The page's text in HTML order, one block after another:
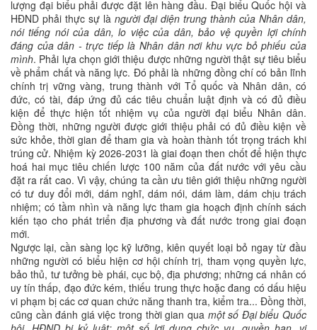
lượng đại biểu phải được đặt lên hàng đầu. Đại biểu Quốc hội và
HĐND phải thực sự là người đại diện trung thành của Nhân dân,
nói tiếng nói của dân, lo việc của dân, bảo vệ quyền lợi chính
đáng của dân - trực tiếp là Nhân dân nơi khu vực bỏ phiếu của
mình. Phải lựa chọn giới thiệu được những người thật sự tiêu biểu
về phẩm chất và năng lực. Đó phải là những đồng chí có bản lĩnh
chính trị vững vàng, trung thành với Tổ quốc và Nhân dân, có
đức, có tài, đáp ứng đủ các tiêu chuẩn luật định và có đủ điều
kiện để thực hiện tốt nhiệm vụ của người đại biểu Nhân dân.
Đồng thời, những người được giới thiệu phải có đủ điều kiện về
sức khỏe, thời gian để tham gia và hoàn thành tốt trọng trách khi
trúng cử. Nhiệm kỳ 2026-2031 là giai đoạn then chốt để hiện thực
hoá hai mục tiêu chiến lược 100 năm của đất nước với yêu cầu
đặt ra rất cao. Vì vậy, chúng ta cần ưu tiên giới thiệu những người
có tư duy đổi mới, dám nghĩ, dám nói, dám làm, dám chịu trách
nhiệm; có tầm nhìn và năng lực tham gia hoạch định chính sách
kiến tạo cho phát triển địa phương và đất nước trong giai đoạn
mới.
Ngược lại, cần sàng lọc kỹ lưỡng, kiên quyết loại bỏ ngay từ đầu
những người có biểu hiện cơ hội chính trị, tham vọng quyền lực,
bảo thủ, tư tưởng bè phái, cục bộ, địa phương; những cá nhân có
uy tín thấp, đạo đức kém, thiếu trung thực hoặc đang có dấu hiệu
vi phạm bị các cơ quan chức năng thanh tra, kiểm tra... Đồng thời,
cũng cần đánh giá việc trong thời gian qua một số Đại biểu Quốc